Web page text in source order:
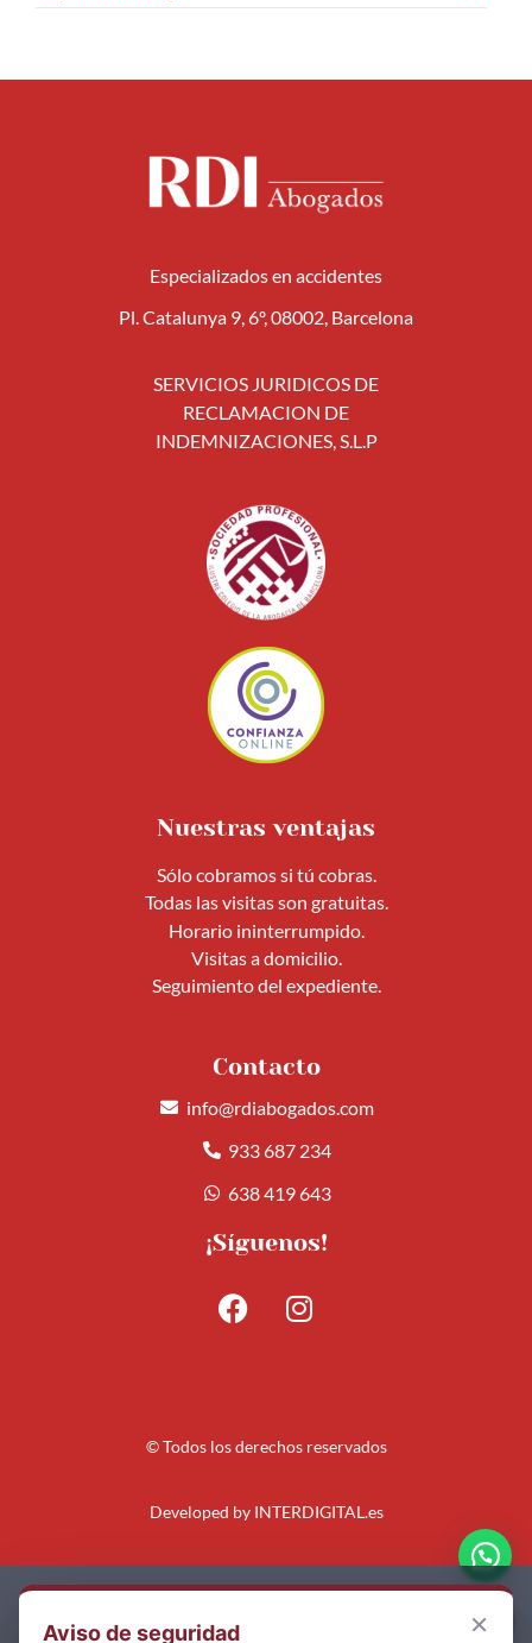
Especializados en accidentes
Pl. Catalunya 9, 6º, 08002, Barcelona
SERVICIOS JURIDICOS DE
RECLAMACION DE
INDEMNIZACIONES, S.L.P
Nuestras ventajas
Sólo cobramos si tú cobras.
Todas las visitas son gratuitas.
Horario ininterrumpido.
Visitas a domicilio.
Seguimiento del expediente.
Contacto
info@rdiabogados.com
933 687 234
638 419 643
¡Síguenos!
© Todos los derechos reservados
Developed by INTERDIGITAL.es
×
Aviso de seguridad
Aviso Legal
Política de Privacidad